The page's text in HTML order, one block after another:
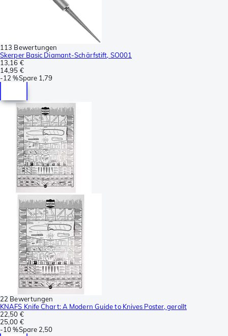
113 Bewertungen
Skerper Basic Diamant-Schärfstift, SO001
13,16 €
14,95 €
-12 %Spare 1,79
22 Bewertungen
KNAFS Knife Chart: A Modern Guide to Knives Poster, gerollt
22,50 €
25,00 €
-10 %Spare 2,50